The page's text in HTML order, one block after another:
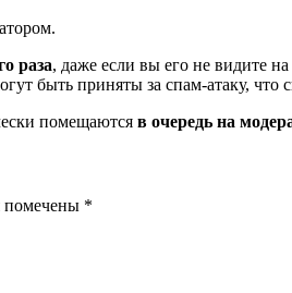
раза, даже если вы его не видите
быть приняты за спам-атаку, что
помещаются в очередь на
помечены *